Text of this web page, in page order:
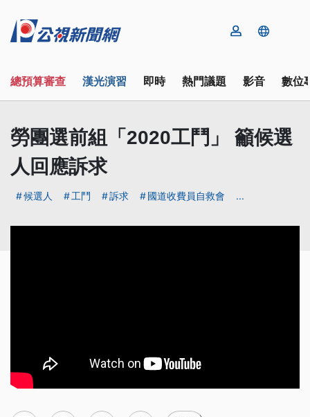
總預算審查 漢光演習 即時 熱門議題 影音 數位
勞團選前組「2020工鬥」 籲候選
人回應訴求
候選人 工鬥 訴求 國道收費員自救會 ...